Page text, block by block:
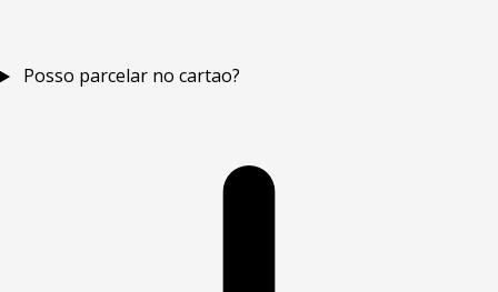
Posso parcelar no cartao?